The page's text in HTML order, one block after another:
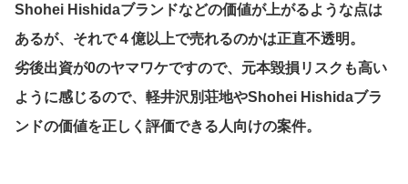
Shohei Hishidaブランドなどの価値が上がるような点は
あるが、それで４億以上で売れるのかは正直不透明。
劣後出資が0のヤマワケですので、元本毀損リスクも高い
ように感じるので、軽井沢別荘地やShohei Hishidaブラ
ンドの価値を正しく評価できる人向けの案件。